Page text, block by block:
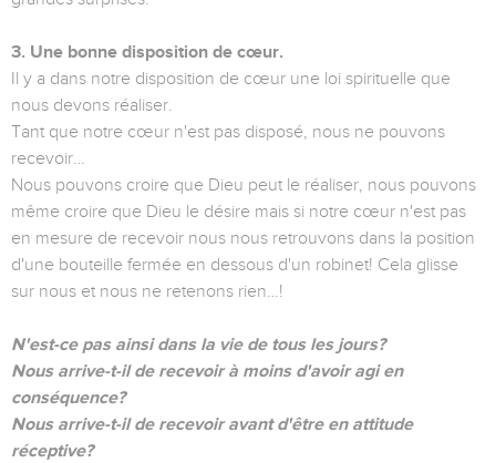
3. Une bonne disposition de cœur.
Il y a dans notre disposition de cœur une loi spirituelle que
nous devons réaliser.
Tant que notre cœur n'est pas disposé, nous ne pouvons
recevoir…
Nous pouvons croire que Dieu peut le réaliser, nous pouvons
même croire que Dieu le désire mais si notre cœur n'est pas
en mesure de recevoir nous nous retrouvons dans la position
d'une bouteille fermée en dessous d'un robinet! Cela glisse
sur nous et nous ne retenons rien…!
N'est-ce pas ainsi dans la vie de tous les jours?
Nous arrive-t-il de recevoir à moins d'avoir agi en
conséquence?
Nous arrive-t-il de recevoir avant d'être en attitude
réceptive?